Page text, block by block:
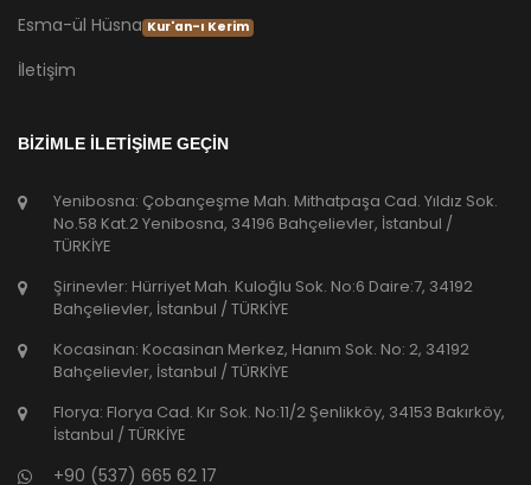
Esma-ül Hüsna Kur'an-ı Kerim
İletişim
BİZİMLE İLETİŞİME GEÇİN
Yenibosna: Çobançeşme Mah. Mithatpaşa Cad. Yıldız Sok.
No.58 Kat.2 Yenibosna, 34196 Bahçelievler, İstanbul /
TÜRKİYE
Şirinevler: Hürriyet Mah. Kuloğlu Sok. No:6 Daire:7, 34192
Bahçelievler, İstanbul / TÜRKİYE
Kocasinan: Kocasinan Merkez, Hanım Sok. No: 2, 34192
Bahçelievler, İstanbul / TÜRKİYE
Florya: Florya Cad. Kır Sok. No:11/2 Şenlikköy, 34153 Bakırköy,
İstanbul / TÜRKİYE
+90 (537) 665 62 17